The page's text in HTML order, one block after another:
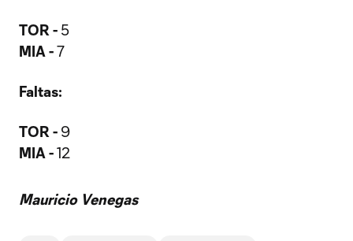
TOR - 5
MIA -7
Faltas:
TOR - 9
MIA -12
Mauricio Venegas